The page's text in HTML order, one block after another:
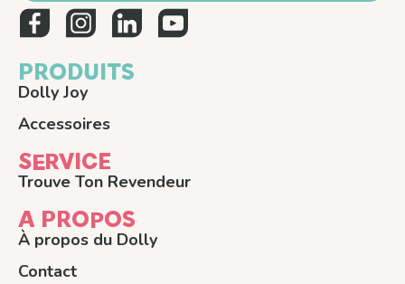
PRODUITS
Dolly Joy
Accessoires
SERVICE
Trouve Ton Revendeur
A PROPOS
À propos du Dolly
Contact